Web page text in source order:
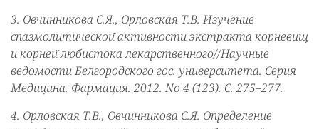
3. Овчинникова С.Я., Орловская Т.В. Изучение
спазмолитическойактивности экстракта корневищ
и корнейлюбистока лекарственного//Научные
ведомости Белгородского гос. университета. Серия
Медицина. Фармация. 2012. No 4 (123). С. 275–277.
4. Орловская Т.В., Овчинникова С.Я. Определение